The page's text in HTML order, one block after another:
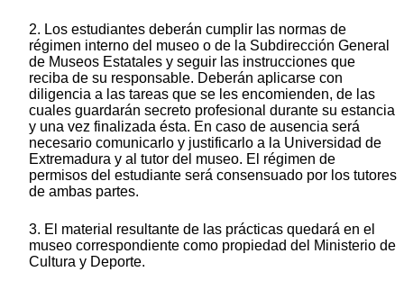
2. Los estudiantes deberán cumplir las normas de
régimen interno del museo o de la Subdirección General
de Museos Estatales y seguir las instrucciones que
reciba de su responsable. Deberán aplicarse con
diligencia a las tareas que se les encomienden, de las
cuales guardarán secreto profesional durante su estancia
y una vez finalizada ésta. En caso de ausencia será
necesario comunicarlo y justificarlo a la Universidad de
Extremadura y al tutor del museo. El régimen de
permisos del estudiante será consensuado por los tutores
de ambas partes.
3. El material resultante de las prácticas quedará en el
museo correspondiente como propiedad del Ministerio de
Cultura y Deporte.